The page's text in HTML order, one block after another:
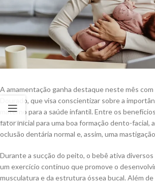
A amamentação ganha destaque neste mês
Dourado, que visa conscientizar sobre a
materno para a saúde infantil. Entre os
fator inicial para uma boa formação dento-facial,
oclusão dentária normal e, assim, uma
Durante a sucção do peito, o bebê ativa
um exercício contínuo que promove o
musculatura e da estrutura óssea bucal. Além